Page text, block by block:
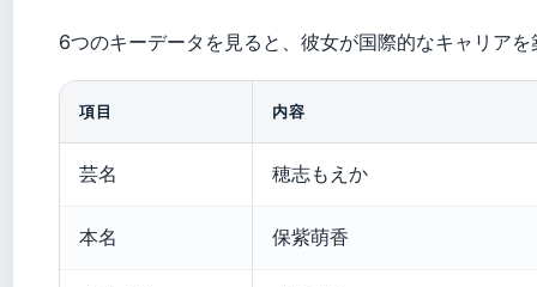
6つのキーデータを見ると、彼女が国際的なキャリア
項目 内容
芸名 穂志もえか
本名 保紫萌香